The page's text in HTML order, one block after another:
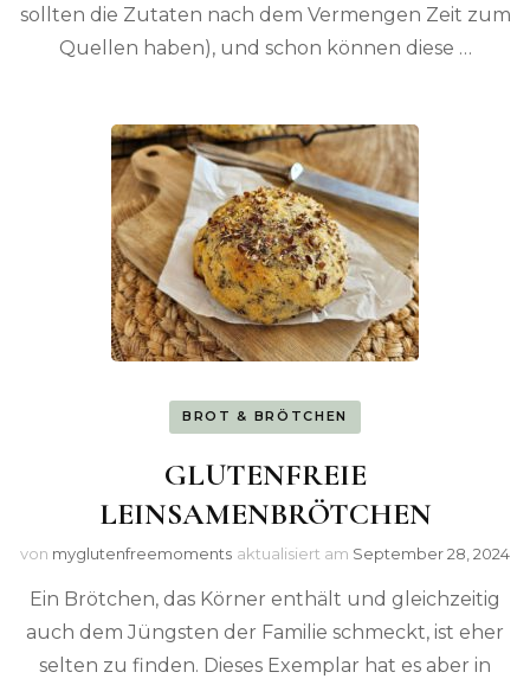
sollten die Zutaten nach dem Vermengen Zeit zum
Quellen haben), und schon können diese …
BROT & BRÖTCHEN
GLUTENFREIE
LEINSAMENBRÖTCHEN
von myglutenfreemoments aktualisiert am September 28, 2024
Ein Brötchen, das Körner enthält und gleichzeitig
auch dem Jüngsten der Familie schmeckt, ist eher
selten zu finden. Dieses Exemplar hat es aber in